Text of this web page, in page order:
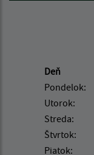
Deň
Pondelok:
Utorok:
Streda:
Štvrtok:
Piatok: